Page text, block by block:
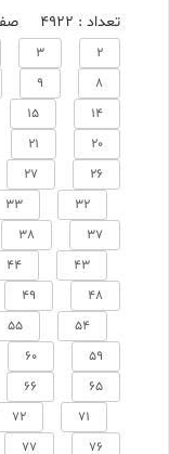
تعداد : 4922 صفحه
2
3
8
9
14
15
20
21
26
27
32
33
37
38
43
44
48
49
54
55
59
60
65
66
71
72
76
77